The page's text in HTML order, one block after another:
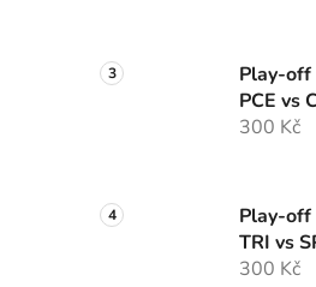
Play-
PCE vs
300 Kč
Play-
TRI vs
300 Kč